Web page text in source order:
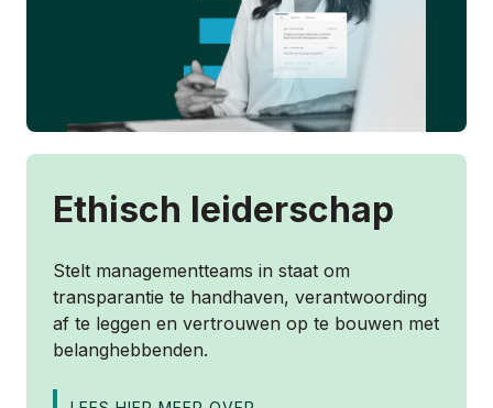
Ethisch leiderschap
Stelt managementteams in staat om
transparantie te handhaven, verantwoording
af te leggen en vertrouwen op te bouwen met
belanghebbenden.